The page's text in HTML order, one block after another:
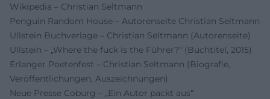
Wikipedia – Christian Seltmann
Penguin Random House – Autorenseite Christian Seltmann
Ullstein Buchverlage – Christian Seltmann (Autorenseite)
Ullstein – „Where the fuck is the Führer?“ (Buchtitel, 2015)
Erlanger Poetenfest – Christian Seltmann (Biografie,
Veröffentlichungen, Auszeichnungen)
Neue Presse Coburg – „Ein Autor packt aus“